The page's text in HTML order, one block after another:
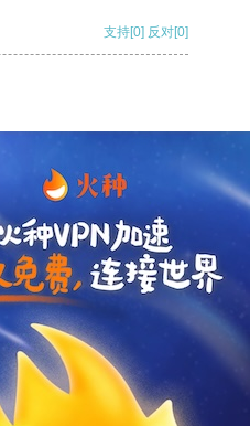
支持[0] 反对[0]
支持 [0] 反对 [0]
支持